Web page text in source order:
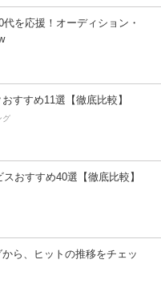
を応援！オーディション・
すすめ11選【徹底比較】
グ
おすすめ40選【徹底比較】
ら、ヒットの推移をチェッ